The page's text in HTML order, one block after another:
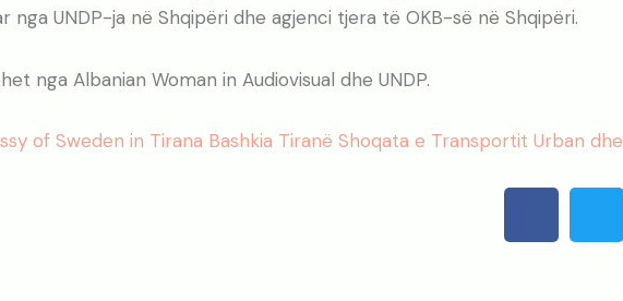
nga UNDP-ja në Shqipëri dhe agjenci tjera të OKB-së në Shqipëri.
nga Albanian Woman in Audiovisual dhe UNDP.
of Sweden in Tirana Bashkia Tiranë Shoqata e Transportit Urban dhe